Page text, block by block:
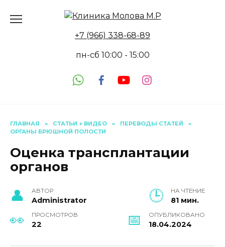
+7 (966) 338-68-89
пн-сб 10:00 - 15:00
ГЛАВНАЯ » СТАТЬИ + ВИДЕО » ПЕРЕВОДЫ СТАТЕЙ
»
ОРГАНЫ БРЮШНОЙ ПОЛОСТИ
Оценка трансплантации
органов
АВТОР
Administrator
НА ЧТЕНИЕ
81 мин.
ПРОСМОТРОВ
22
ОПУБЛИКОВАНО
18.04.2024